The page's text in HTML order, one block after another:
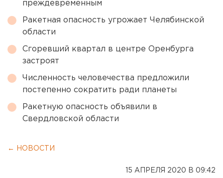
преждевременным
Ракетная опасность угрожает Челябинской
области
Сгоревший квартал в центре Оренбурга
застроят
Численность человечества предложили
постепенно сократить ради планеты
Ракетную опасность объявили в
Свердловской области
← НОВОСТИ
15 АПРЕЛЯ 2020 В 09:42